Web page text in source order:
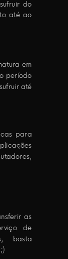
do
até ao
em
período
até
para
as
de
basta